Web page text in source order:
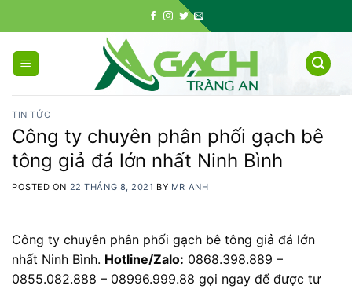
to
content
TIN TỨC
Công ty chuyên phân phối gạch bê
tông giả đá lớn nhất Ninh Bình
POSTED ON 22 THÁNG 8, 2021 BY MR ANH
Công ty chuyên phân phối gạch bê tông giả đá lớn
nhất Ninh Bình. Hotline/Zalo: 0868.398.889 –
0855.082.888 – 08996.999.88 gọi ngay để được tư